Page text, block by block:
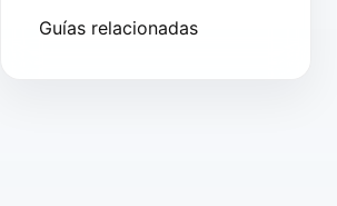
Guías relacionadas